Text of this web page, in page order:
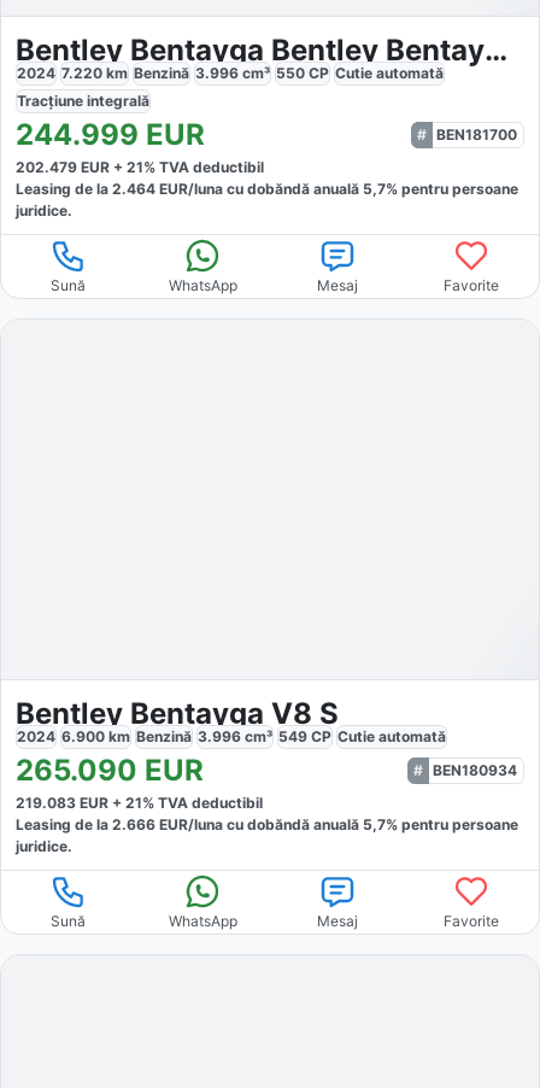
Bentley Bentayga Bentley Bentayga S V8
2024 7.220 km Benzină 3.996 cm³ 550 CP Cutie automată
Tracțiune integrală
244.999 EUR
BEN181700
202.479 EUR + 21% TVA deductibil
Leasing de la 2.464 EUR/luna cu dobăndă anuală 5,7% pentru persoane
juridice.
Sună WhatsApp Mesaj Favorite
Bentley Bentayga V8 S
2024 6.900 km Benzină 3.996 cm³ 549 CP Cutie automată
265.090 EUR
BEN180934
219.083 EUR + 21% TVA deductibil
Leasing de la 2.666 EUR/luna cu dobăndă anuală 5,7% pentru persoane
juridice.
Sună WhatsApp Mesaj Favorite